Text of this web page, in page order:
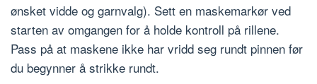
ønsket vidde og garnvalg). Sett en maskemarkør ved
starten av omgangen for å holde kontroll på rillene.
Pass på at maskene ikke har vridd seg rundt pinnen før
du begynner å strikke rundt.